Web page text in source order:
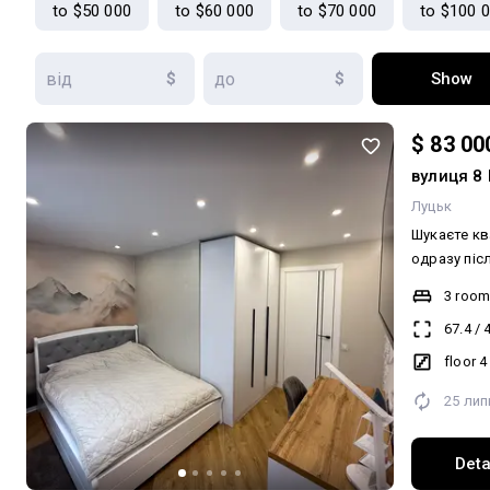
оренду!
to $50 000 to $60 000 to $70 000 to $100
$ $ Show
$ 83
вулиця 8
Луцьк
Шукаєте
одразу після
кімнатна
поверсі
У
опалення;
3
67.4/
floor 4
25